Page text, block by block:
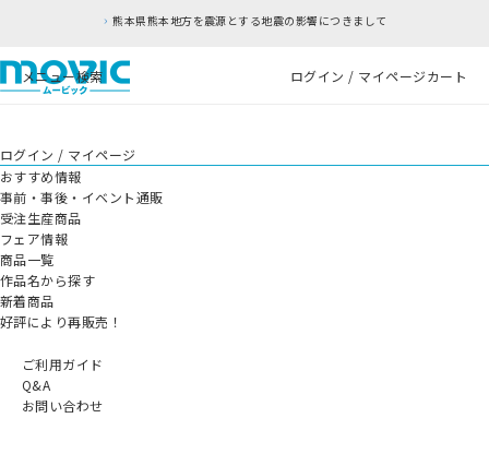
熊本県熊本地方を震源とする地震の影響につきまして
メニュー検索 ログイン / マイページカート
ログイン / マイページ
おすすめ情報
事前・事後・イベント通販
受注生産商品
フェア情報
商品一覧
作品名から探す
新着商品
好評により再販売！
ご利用ガイド
Q&A
お問い合わせ